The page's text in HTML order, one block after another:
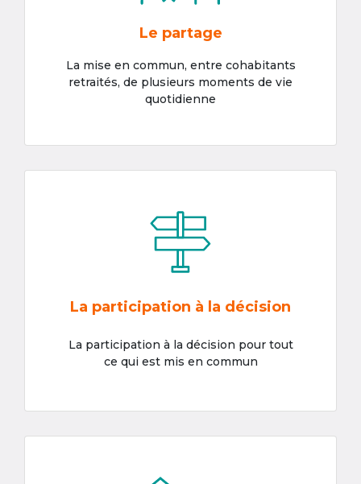
Le partage
La mise en commun, entre cohabitants
retraités, de plusieurs moments de vie
quotidienne
La participation à la décision
La participation à la décision pour tout
ce qui est mis en commun